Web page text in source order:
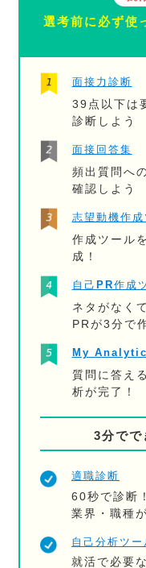
選考前に必ず使
面接力診断
39点以下は
診断しよう
面接回答集
頻出質問へ
確認しよう
志望動機作成
作成ツール
成！
自己PR作成
ネタがなく
PRが3分で
My
質問に答え
析が完了！
3分でで
適職診断
60秒で診断
業界・職種
自己分析ツー
就活で必要